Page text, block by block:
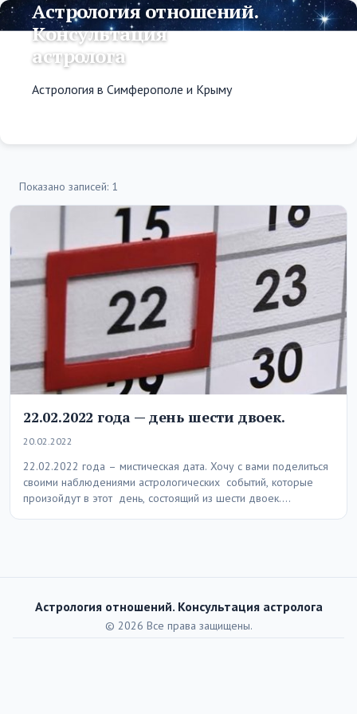
Астрология отношений.
Консультация
астролога
Астрология в Симферополе и Крыму
Показано записей: 1
22.02.2022 года — день шести двоек.
20.02.2022
22.02.2022 года – мистическая дата. Хочу с вами поделиться
своими наблюдениями астрологических событий, которые
произойдут в этот день, состоящий из шести двоек.…
Астрология отношений. Консультация астролога
© 2026 Все права защищены.